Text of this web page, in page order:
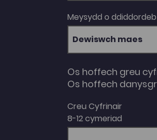
Meysydd o ddiddordeb
Dewiswch maes
Os hoffech greu
Os hoffech
Creu Cyfrinair
8-12 cymeriad